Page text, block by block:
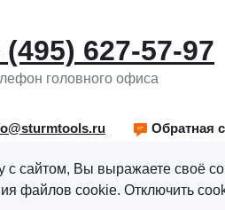
(495) 627-57-97
головного офиса
Обратная
с сайтом, Вы выражаете своё
файлов cookie. Отключить